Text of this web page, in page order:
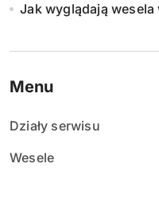
Jak wyglądają
Menu
Działy serwisu
Wesele